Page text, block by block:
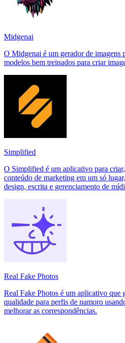
Midgenai
O Midgenai é um gerador de imagens
modelos bem treinados para criar
Simplified
O Simplified é um aplicativo para
conteúdo de marketing em um só
design, escrita e gerenciamento de
Real Fake Photos
Real Fake Photos é um aplicativo que
qualidade para perfis de namoro
melhorar as correspondências.